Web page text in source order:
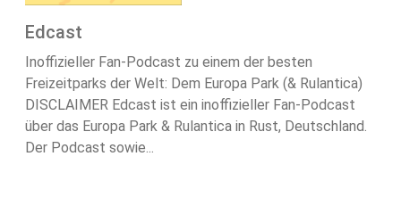
Edcast
Inoffizieller Fan-Podcast zu einem der besten
Freizeitparks der Welt: Dem Europa Park (& Rulantica)
DISCLAIMER Edcast ist ein inoffizieller Fan-Podcast
über das Europa Park & Rulantica in Rust, Deutschland.
Der Podcast sowie...